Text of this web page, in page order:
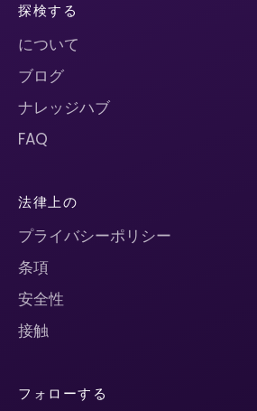
探検する
について
ブログ
ナレッジハブ
FAQ
法律上の
プライバシーポリシー
条項
安全性
接触
フォローする